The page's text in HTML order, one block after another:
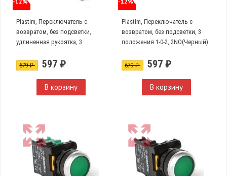
Plastim, Переключатель с
возвратом, без подсветки,
удлиненная рукоятка, 3
(Черный), PB0-AJ53
679 ₽ 597 ₽
В корзину
Plastim, Переключатель с
возвратом, без подсветки, 3
положения 1-0-2, 2NO(Черный)
679 ₽ 597 ₽
В корзину